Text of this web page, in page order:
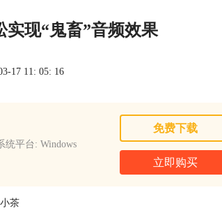
实现“鬼畜”音频效果
17 11: 05: 16
统平台: Windows
免费下载
立即购买
茶